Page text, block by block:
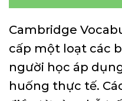
Cambridge
cấp một loạt các
người học áp
huống thực tế.